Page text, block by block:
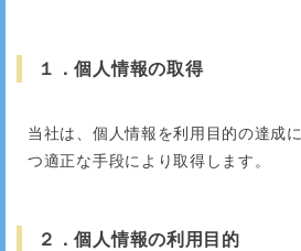
１．個人情報の取得
当社は、個人情報を利用目的の達成
つ適正な手段により取得します。
２．個人情報の利用目的